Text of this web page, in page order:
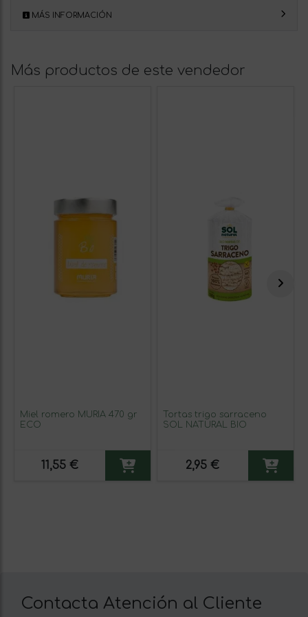
MÁS INFORMACIÓN
Más productos de este vendedor
Miel romero MURIA 470 gr
ECO
11,55 €
Tortas trigo sarraceno
SOL NATURAL BIO
2,95 €
Contacta Atención al Cliente